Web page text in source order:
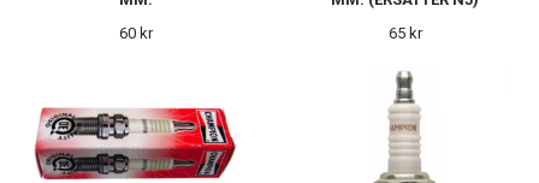
60 kr
65 kr